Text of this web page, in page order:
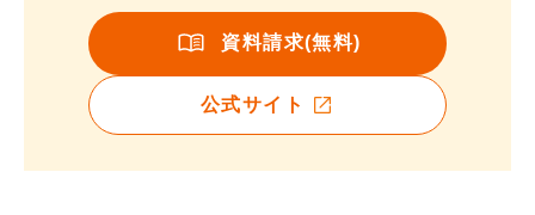
資料請求(無料)
公式サイト